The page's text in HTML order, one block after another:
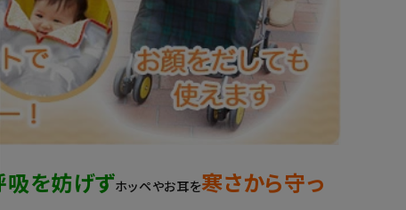
吸を妨げずホッペやお耳を寒さから守っ